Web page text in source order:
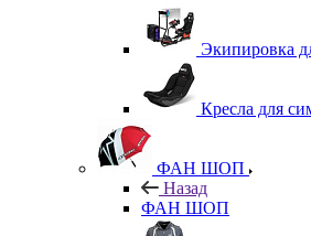
Экипировка
Кресла для
ФАН ШОП
Назад
ФАН ШОП